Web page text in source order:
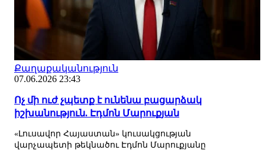
Քաղաքականություն
07.06.2026 23:43
Ոչ մի ուժ չպետք է ունենա բացարձակ
իշխանություն. Էդմոն Մարուքյան
«Լուսավոր Հայաստան» կուսակցության
վարչապետի թեկնածու Էդմոն Մարուքյանը